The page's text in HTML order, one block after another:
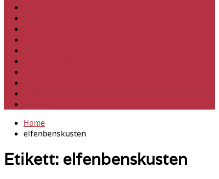
Home
elfenbenskusten
Etikett: elfenbenskusten